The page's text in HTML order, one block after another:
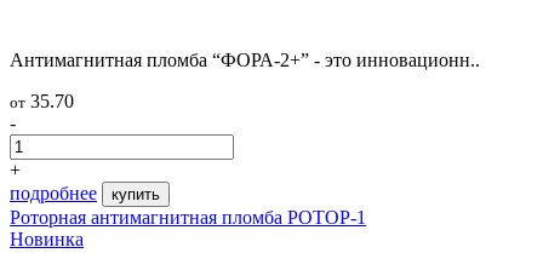
Антимагнитная пломба “ФОРА-2+” - это инновационн..
от 35.70
-
+
подробнее
купить
Роторная антимагнитная пломба РОТОР-1
Новинка